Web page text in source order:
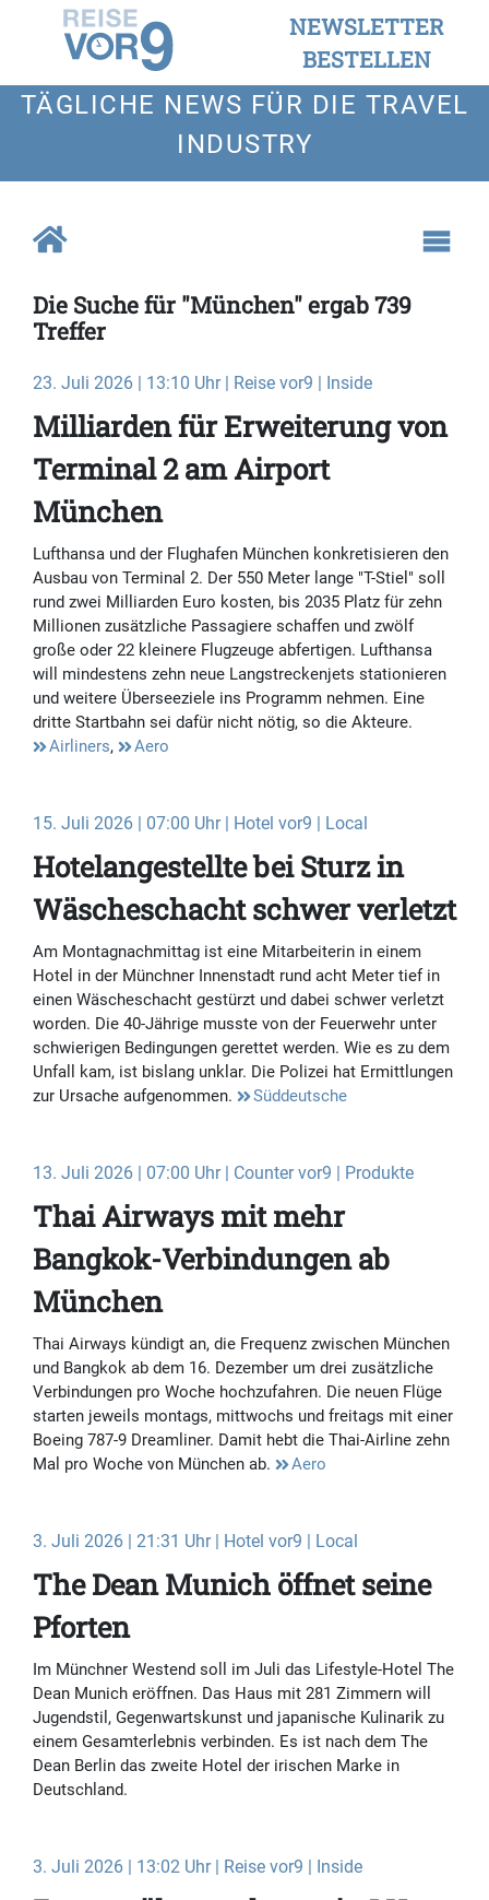
NEWSLETTER
BESTELLEN
TÄGLICHE NEWS FÜR DIE TRAVEL
INDUSTRY
Die Suche für "München" ergab 739
Treffer
23. Juli 2026 | 13:10 Uhr | Reise vor9 | Inside
Milliarden für Erweiterung von
Terminal 2 am Airport
München
Lufthansa und der Flughafen München konkretisieren den
Ausbau von Terminal 2. Der 550 Meter lange "T-Stiel" soll
rund zwei Milliarden Euro kosten, bis 2035 Platz für zehn
Millionen zusätzliche Passagiere schaffen und zwölf
große oder 22 kleinere Flugzeuge abfertigen. Lufthansa
will mindestens zehn neue Langstreckenjets stationieren
und weitere Überseeziele ins Programm nehmen. Eine
dritte Startbahn sei dafür nicht nötig, so die Akteure.
Airliners, Aero
15. Juli 2026 | 07:00 Uhr | Hotel vor9 | Local
Hotelangestellte bei Sturz in
Wäscheschacht schwer verletzt
Am Montagnachmittag ist eine Mitarbeiterin in einem
Hotel in der Münchner Innenstadt rund acht Meter tief in
einen Wäscheschacht gestürzt und dabei schwer verletzt
worden. Die 40-Jährige musste von der Feuerwehr unter
schwierigen Bedingungen gerettet werden. Wie es zu dem
Unfall kam, ist bislang unklar. Die Polizei hat Ermittlungen
zur Ursache aufgenommen.
Süddeutsche
13. Juli 2026 | 07:00 Uhr | Counter vor9 | Produkte
Thai Airways mit mehr
Bangkok-Verbindungen ab
München
Thai Airways kündigt an, die Frequenz zwischen München
und Bangkok ab dem 16. Dezember um drei zusätzliche
Verbindungen pro Woche hochzufahren. Die neuen Flüge
starten jeweils montags, mittwochs und freitags mit einer
Boeing 787-9 Dreamliner. Damit hebt die Thai-Airline zehn
Mal pro Woche von München ab.
Aero
3. Juli 2026 | 21:31 Uhr | Hotel vor9 | Local
The Dean Munich öffnet seine
Pforten
Im Münchner Westend soll im Juli das Lifestyle-Hotel The
Dean Munich eröffnen. Das Haus mit 281 Zimmern will
Jugendstil, Gegenwartskunst und japanische Kulinarik zu
einem Gesamterlebnis verbinden. Es ist nach dem The
Dean Berlin das zweite Hotel der irischen Marke in
Deutschland.
3. Juli 2026 | 13:02 Uhr | Reise vor9 | Inside